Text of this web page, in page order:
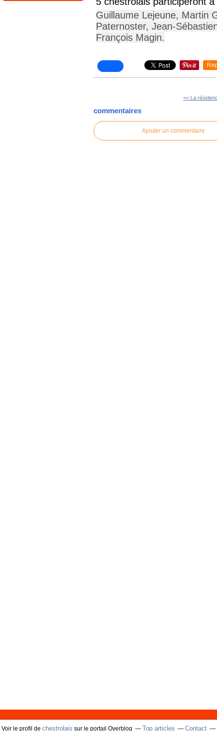
Guillaume Lejeune, Martin
Paternoster, Jean-
François Magin.
<< La
commentaires
Ajouter un commentaire
Voir le profil de chestrolais sur le portail Overblog Top articles Contact